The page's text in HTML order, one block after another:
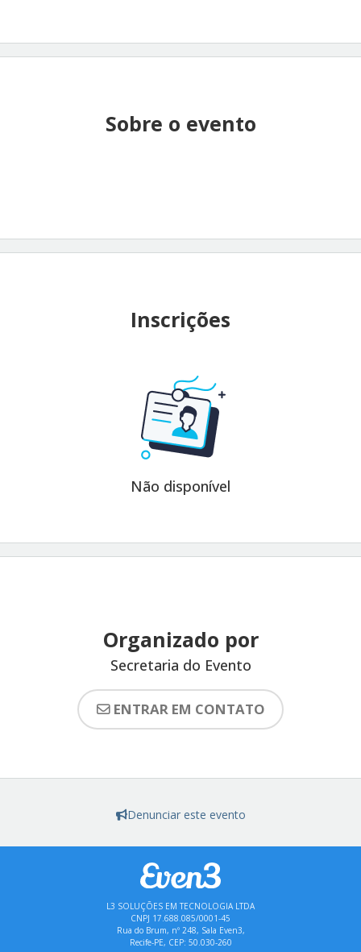
Sobre o evento
Inscrições
Não disponível
Organizado por
Secretaria do Evento
ENTRAR EM CONTATO
Denunciar este evento
L3 SOLUÇÕES EM TECNOLOGIA LTDA
CNPJ 17.688.085/0001-45
Rua do Brum, nº 248, Sala Even3,
Recife-PE, CEP: 50.030-260